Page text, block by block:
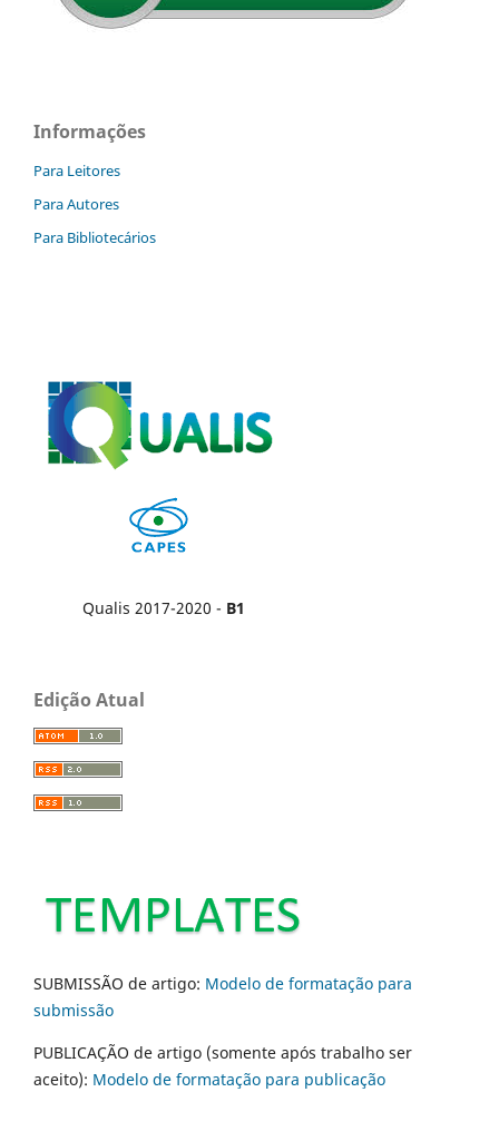
Informações
Para Leitores
Para Autores
Para Bibliotecários
Qualis 2017-2020 - B1
Edição Atual
SUBMISSÃO de artigo: Modelo de formatação para
submissão
PUBLICAÇÃO de artigo (somente após trabalho ser
aceito): Modelo de formatação para publicação